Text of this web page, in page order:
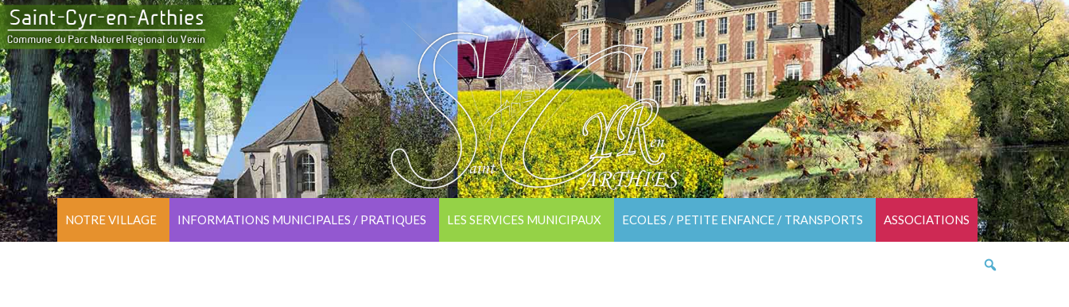
NOTRE VILLAGE INFORMATIONS MUNICIPALES / PRATIQUES LES SERVICES MUNICIPAUX ECOLES / PETITE ENFANCE / TRANSPORTS ASSOCIATIONS